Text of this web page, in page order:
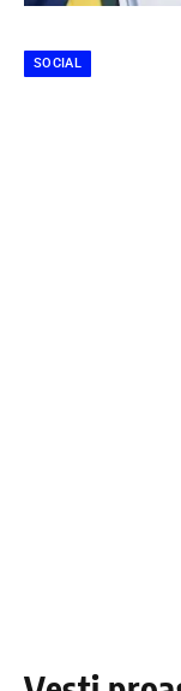
SOCIAL